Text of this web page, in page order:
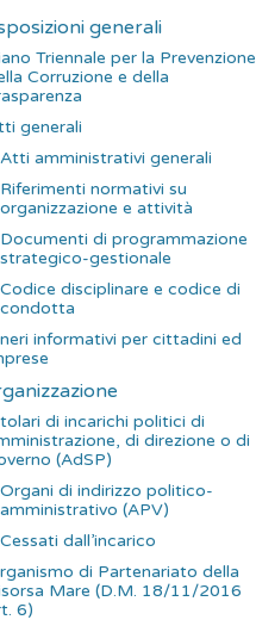
generali
Triennale per la Prevenzione
Corruzione e della
generali
Atti amministrativi generali
Riferimenti normativi su
organizzazione e attività
Documenti di programmazione
strategico-gestionale
Codice disciplinare e codice di
condotta
informativi per cittadini ed
di incarichi politici di
di direzione o di
(AdSP)
Organi di indirizzo politico-
amministrativo (APV)
Cessati dall’incarico
di Partenariato della
Mare (D.M. 18/11/2016
6)